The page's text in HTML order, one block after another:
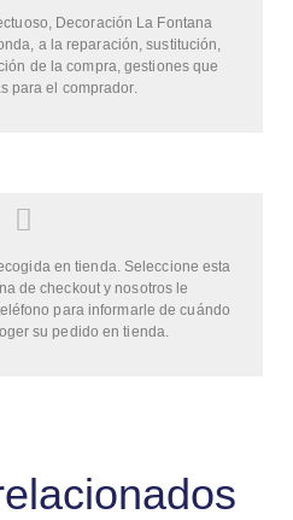
Decoración La Fontana
a la reparación, sustitución,
de la compra, gestiones que
para el comprador.
en tienda. Seleccione esta
de checkout y nosotros le
para informarle de cuándo
su pedido en tienda.